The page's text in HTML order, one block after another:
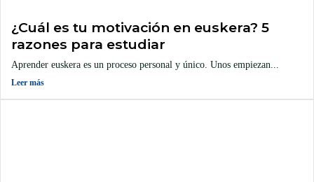
¿Cuál es tu motivación en euskera? 5
razones para estudiar
Aprender euskera es un proceso personal y único. Unos empiezan...
Leer más